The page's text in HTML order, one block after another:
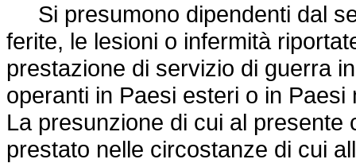
Si presumono dipendenti dal
ferite, le lesioni o infermità
prestazione di servizio di guerra
operanti in Paesi esteri o in
La presunzione di cui al
prestato nelle circostanze di cui